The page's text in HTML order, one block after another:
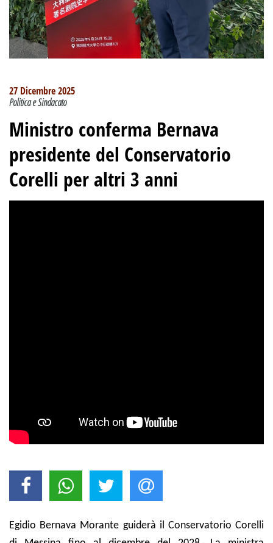
27 Dicembre 2025
Politica e Sindacato
Ministro conferma Bernava
presidente del Conservatorio
Corelli per altri 3 anni
Egidio Bernava Morante guiderà il Conservatorio Corelli